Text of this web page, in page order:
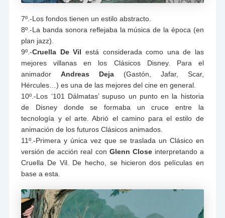
7º.-Los fondos tienen un estilo abstracto.
8º.-La banda sonora reflejaba la música de la época (en
plan jazz).
9º.-Cruella De Vil está considerada como una de las
mejores villanas en los Clásicos Disney. Para el
animadorAndreas Deja (Gastón, Jafar, Scar,
Hércules…) es una de las mejores del cine en general.
10º.-Los ‘101 Dálmatas’ supuso un punto en la historia
de Disney donde se formaba un cruce entre la
tecnología y el arte. Abrió el camino para el estilo de
animación de los futuros Clásicos animados.
11º.-Primera y única vez que se traslada un Clásico en
versión de acción real con Glenn Close interpretando a
Cruella De Vil. De hecho, se hicieron dos películas en
base a esta.